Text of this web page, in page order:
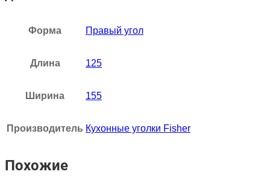
Форма Правый угол
Длина 125
Ширина 155
Производитель Кухонные уголки Fisher
Похожие